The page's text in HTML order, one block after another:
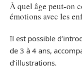
À quel âge peut-on
émotions avec les
Il est possible
de 3 à 4 ans,
d’illustrations.